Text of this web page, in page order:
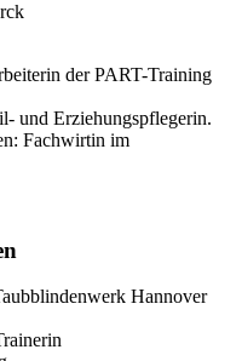
der PART-Training
und Erziehungspflegerin.
Fachwirtin im
Hannover